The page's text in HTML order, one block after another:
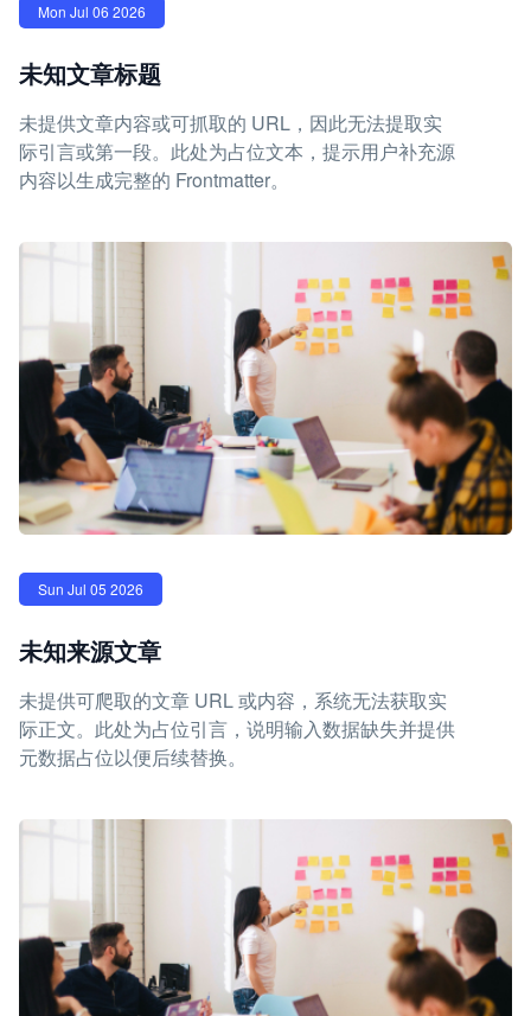
Mon Jul 06 2026
未知文章标题
未提供文章内容或可抓取的 URL，因此无法提取实
际引言或第一段。此处为占位文本，提示用户补充源
内容以生成完整的 Frontmatter。
Sun Jul 05 2026
未知来源文章
未提供可爬取的文章 URL 或内容，系统无法获取实
际正文。此处为占位引言，说明输入数据缺失并提供
元数据占位以便后续替换。